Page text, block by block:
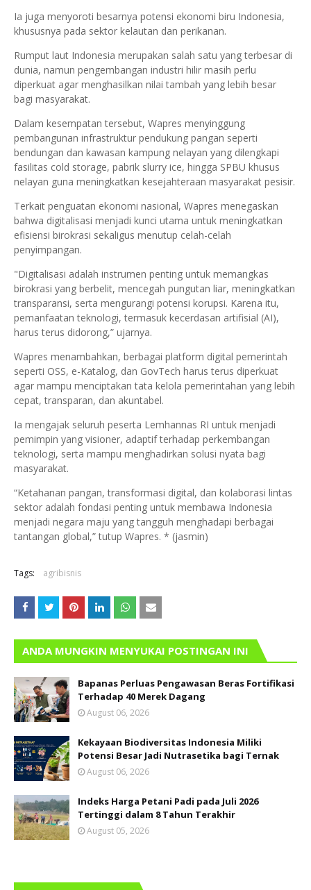
Ia juga menyoroti besarnya potensi ekonomi biru Indonesia,
khususnya pada sektor kelautan dan perikanan.
Rumput laut Indonesia merupakan salah satu yang terbesar di
dunia, namun pengembangan industri hilir masih perlu
diperkuat agar menghasilkan nilai tambah yang lebih besar
bagi masyarakat.
Dalam kesempatan tersebut, Wapres menyinggung
pembangunan infrastruktur pendukung pangan seperti
bendungan dan kawasan kampung nelayan yang dilengkapi
fasilitas cold storage, pabrik slurry ice, hingga SPBU khusus
nelayan guna meningkatkan kesejahteraan masyarakat pesisir.
Terkait penguatan ekonomi nasional, Wapres menegaskan
bahwa digitalisasi menjadi kunci utama untuk meningkatkan
efisiensi birokrasi sekaligus menutup celah-celah
penyimpangan.
"Digitalisasi adalah instrumen penting untuk memangkas
birokrasi yang berbelit, mencegah pungutan liar, meningkatkan
transparansi, serta mengurangi potensi korupsi. Karena itu,
pemanfaatan teknologi, termasuk kecerdasan artifisial (AI),
harus terus didorong,” ujarnya.
Wapres menambahkan, berbagai platform digital pemerintah
seperti OSS, e-Katalog, dan GovTech harus terus diperkuat
agar mampu menciptakan tata kelola pemerintahan yang lebih
cepat, transparan, dan akuntabel.
Ia mengajak seluruh peserta Lemhannas RI untuk menjadi
pemimpin yang visioner, adaptif terhadap perkembangan
teknologi, serta mampu menghadirkan solusi nyata bagi
masyarakat.
“Ketahanan pangan, transformasi digital, dan kolaborasi lintas
sektor adalah fondasi penting untuk membawa Indonesia
menjadi negara maju yang tangguh menghadapi berbagai
tantangan global,” tutup Wapres. * (jasmin)
Tags: agribisnis
ANDA MUNGKIN MENYUKAI POSTINGAN INI
Bapanas Perluas Pengawasan Beras Fortifikasi
Terhadap 40 Merek Dagang
August 06, 2026
Kekayaan Biodiversitas Indonesia Miliki
Potensi Besar Jadi Nutrasetika bagi Ternak
August 06, 2026
Indeks Harga Petani Padi pada Juli 2026
Tertinggi dalam 8 Tahun Terakhir
August 05, 2026